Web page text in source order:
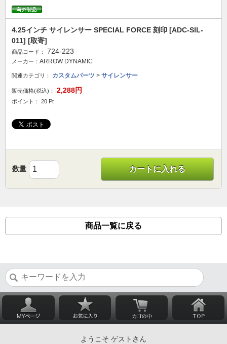
4.25インチ サイレンサー SPECIAL FORCE 刻印 [ADC-SIL-
011] [取寄]
商品コード： 724-223
メーカー： ARROW DYNAMIC
関連カテゴリ： カスタムパーツ > サイレンサー
販売価格(税込)： 2,288円
ポイント： 20 Pt
数量 カートに入れる
商品一覧に戻る
ようこそ ゲストさん